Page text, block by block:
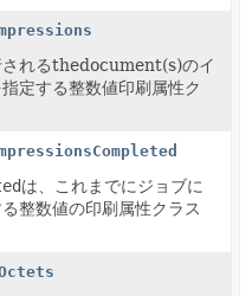
されるthedocument(s)のイ
定する整数値印刷属性ク
は、これまでにジョブに
整数値の印刷属性クラス